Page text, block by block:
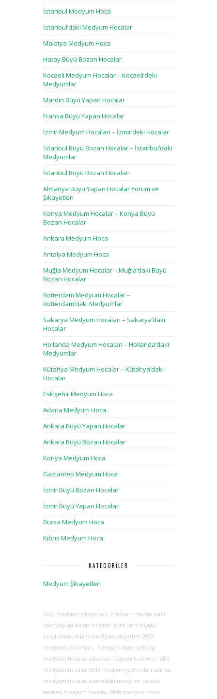
İstanbul Medyum Hoca
İstanbul’daki Medyum Hocalar
Malatya Medyum Hoca
Hatay Büyü Bozan Hocalar
Kocaeli Medyum Hocalar – Kocaeli’deki
Medyumlar
Mardin Büyü Yapan Hocalar
Fransa Büyü Yapan Hocalar
İzmir Medyum Hocaları – İzmir’deki Hocalar
İstanbul Büyü Bozan Hocalar – İstanbul’daki
Medyumlar
İstanbul Büyü Bozan Hocaları
Almanya Büyü Yapan Hocalar Yorum ve
Şikayetleri
Konya Medyum Hocalar – Konya Büyü
Bozan Hocalar
Ankara Medyum Hoca
Antalya Medyum Hoca
Muğla Medyum Hocalar – Muğla’daki Büyü
Bozan Hocalar
Rotterdam Medyum Hocalar –
Rotterdam’daki Medyumlar
Sakarya Medyum Hocaları – Sakarya’daki
Hocalar
Hollanda Medyum Hocaları – Hollanda’daki
Medyumlar
Kütahya Medyum Hocalar – Kütahya’daki
Hocalar
Eskişehir Medyum Hoca
Adana Medyum Hoca
Ankara Büyü Yapan Hocalar
Ankara Büyü Bozan Hocalar
Konya Medyum Hoca
Gaziantep Medyum Hoca
İzmir Büyü Bozan Hocalar
İzmir Büyü Yapan Hocalar
Bursa Medyum Hoca
Kıbrıs Medyum Hoca
KATEGORILER
Medyum Şikayetleri
2020 medyum şikayetleri medyum marha adet
kanı büyüsü bozan hocalar adet kanı büyüsü
bozdurmak adana medyum arıyorum 2023
medyum yorumları
medyum ilhan aalborg
medyum hocalar adet kanı büyüsü belirtileri abd
medyum hocalar 2019 medyum yorumları aarhus
medyum hocalar adanadaki medyum hocalar
aachen medyum hocalar 2020 medyum hoca